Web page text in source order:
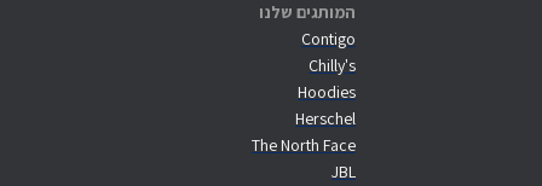
המותגים שלנו
Contigo
Chilly's
Hoodies
Herschel
The North Face
JBL